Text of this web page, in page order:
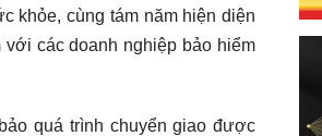
khỏe, cùng tám năm hiện diện
các doanh nghiệp bảo hiểm
quá trình chuyển giao được